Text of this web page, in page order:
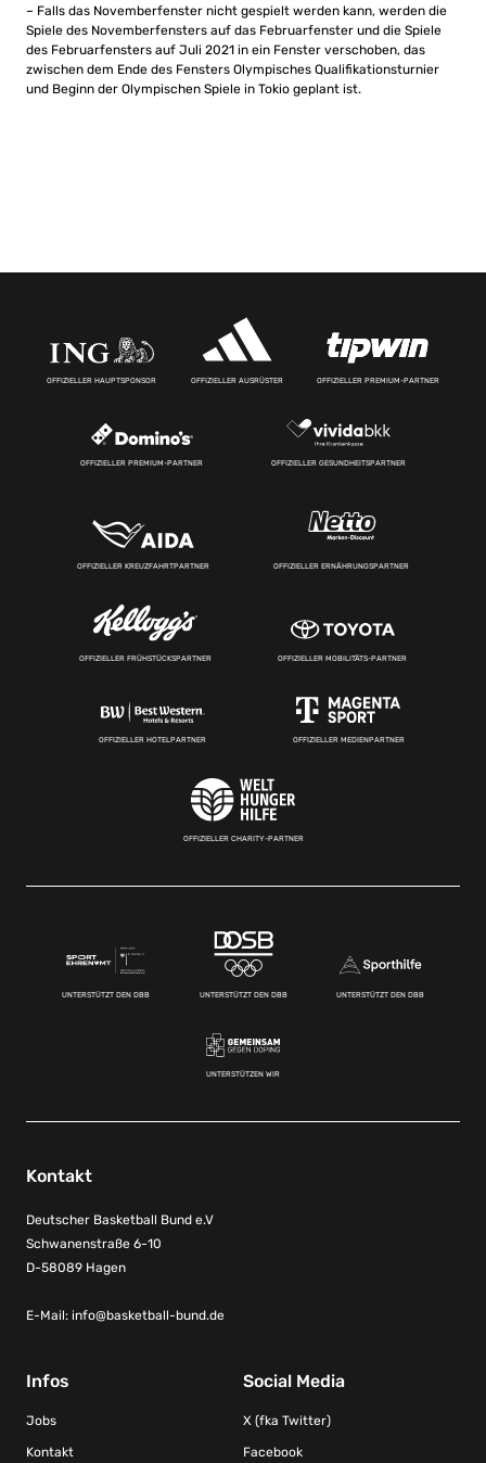
– Falls das Novemberfenster nicht gespielt werden kann, werden die
Spiele des Novemberfensters auf das Februarfenster und die Spiele
des Februarfensters auf Juli 2021 in ein Fenster verschoben, das
zwischen dem Ende des Fensters Olympisches Qualifikationsturnier
und Beginn der Olympischen Spiele in Tokio geplant ist.
OFFIZIELLER HAUPTSPONSOR OFFIZIELLER AUSRÜSTER OFFIZIELLER PREMIUM-PARTNER
OFFIZIELLER PREMIUM-PARTNER OFFIZIELLER GESUNDHEITSPARTNER
OFFIZIELLER KREUZFAHRTPARTNER OFFIZIELLER ERNÄHRUNGSPARTNER
OFFIZIELLER FRÜHSTÜCKSPARTNER OFFIZIELLER MOBILITÄTS-PARTNER
OFFIZIELLER HOTELPARTNER OFFIZIELLER MEDIENPARTNER
OFFIZIELLER CHARITY-PARTNER
UNTERSTÜTZT DEN DBB UNTERSTÜTZT DEN DBB UNTERSTÜTZT DEN DBB
UNTERSTÜTZEN WIR
Kontakt
Deutscher Basketball Bund e.V
Schwanenstraße 6-10
D-58089 Hagen
E-Mail: info@basketball-bund.de
Infos
Jobs
Kontakt
Social Media
X (fka Twitter)
Facebook